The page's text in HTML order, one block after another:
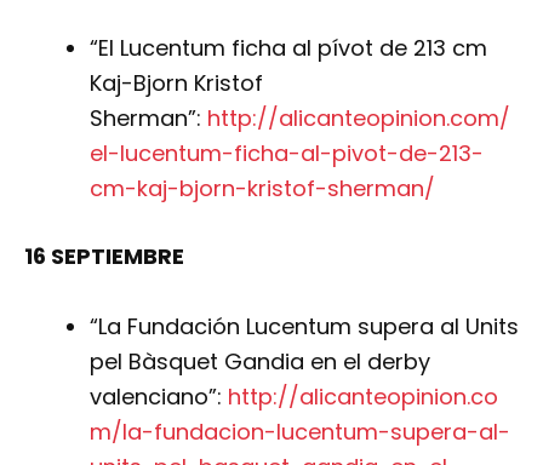
“El Lucentum ficha al pívot de 213 cm
Kaj-Bjorn Kristof
Sherman”: http://alicanteopinion.com/
el-lucentum-ficha-al-pivot-de-213-
cm-kaj-bjorn-kristof-sherman/
16 SEPTIEMBRE
“La Fundación Lucentum supera al Units
pel Bàsquet Gandia en el derby
valenciano”: http://alicanteopinion.co
m/la-fundacion-lucentum-supera-al-